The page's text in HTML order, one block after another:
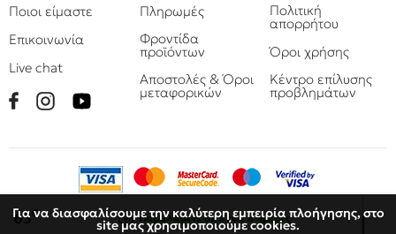
Για να διασφαλίσουμε την καλύτερη εμπειρία πλοήγησης, στο
site μας χρησιμοποιούμε cookies.
63 € Παραλάβετε σε 3 έως 6 ημέρες
Ποιοι είμαστε
Επικοινωνία
Live chat
Πληρωμές
Φροντίδα
προϊόντων
Αποστολές & Όροι
μεταφορικών
Πολιτική
απορρήτου
Όροι χρήσης
Κέντρο επίλυσης
προβλημάτων